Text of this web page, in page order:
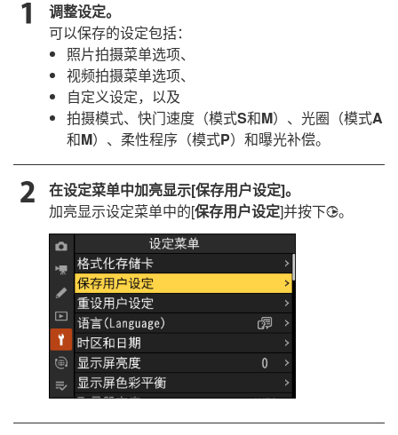
调整设定。
可以保存的设定包括：
照片拍摄菜单选项、
视频拍摄菜单选项、
自定义设定，以及
拍摄模式、快门速度（模式S和M）、光圈（模式A
和M）、柔性程序（模式P）和曝光补偿。
在设定菜单中加亮显示[保存用户设定]。
加亮显示设定菜单中的[保存用户设定]并按下2。